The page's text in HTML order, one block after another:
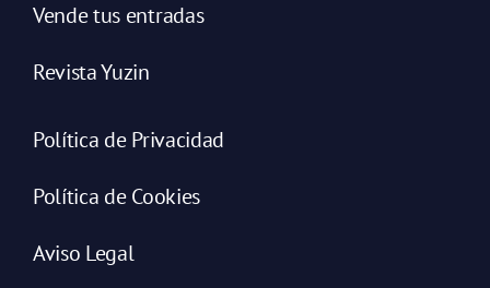
Vende tus entradas
Revista Yuzin
Política de Privacidad
Política de Cookies
Aviso Legal